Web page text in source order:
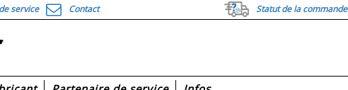
service Contact Statut de la commande